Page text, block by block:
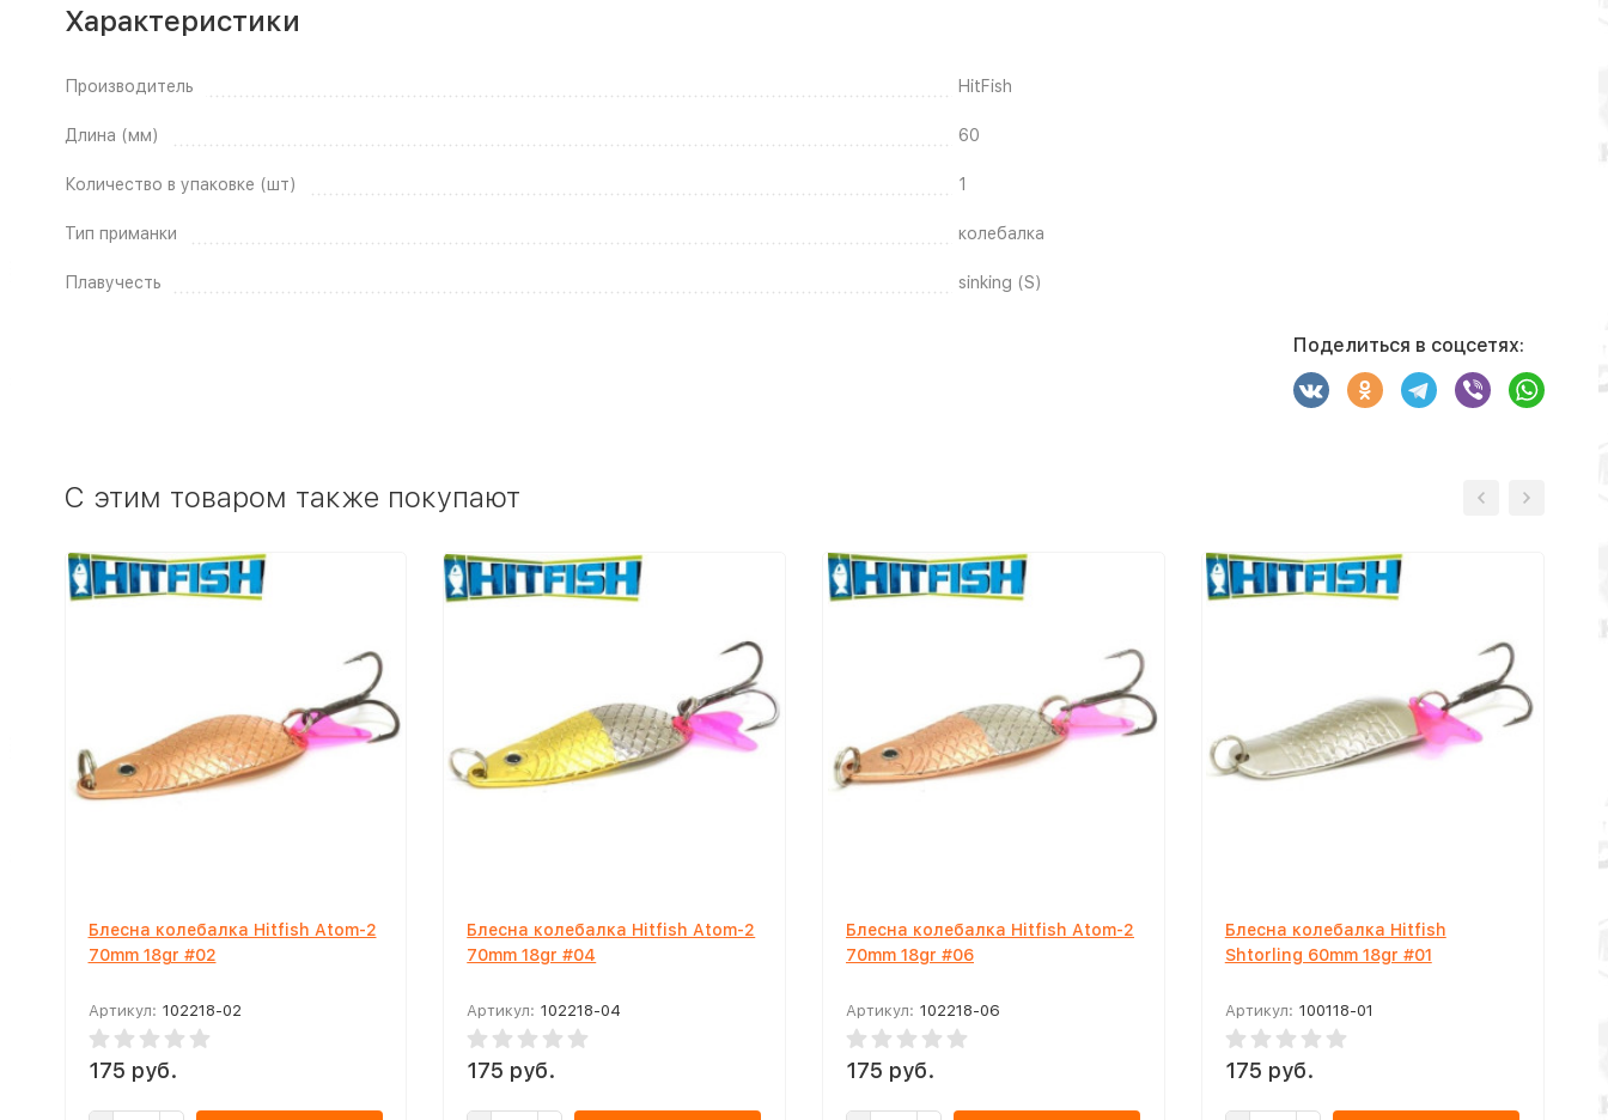
Характеристики
Производитель HitFish
Длина (мм) 60
Количество в упаковке (шт) 1
Тип приманки колебалка
Плавучесть sinking (S)
Поделиться в соцсетях:
C этим товаром также покупают
Блесна колебалка Hitfish Atom-2
70mm 18gr #02
Артикул: 102218-02
175 руб.
Блесна колебалка Hitfish Atom-2
70mm 18gr #04
Артикул: 102218-04
175 руб.
Блесна колебалка Hitfish Atom-2
70mm 18gr #06
Артикул: 102218-06
175 руб.
Блесна колебалка Hitfish
Shtorling 60mm 18gr #01
Артикул: 100118-01
175 руб.